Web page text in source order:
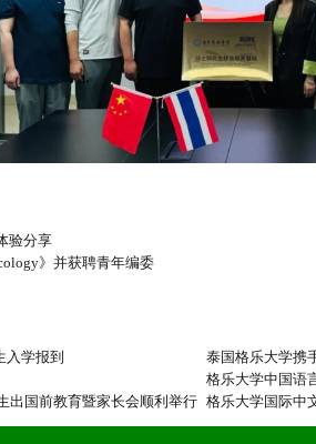
验分享
》并获聘青年编委
入学报到
泰国格乐大学携
格乐大学中国语
出国前教育暨家长会顺利举行 格乐大学国际中